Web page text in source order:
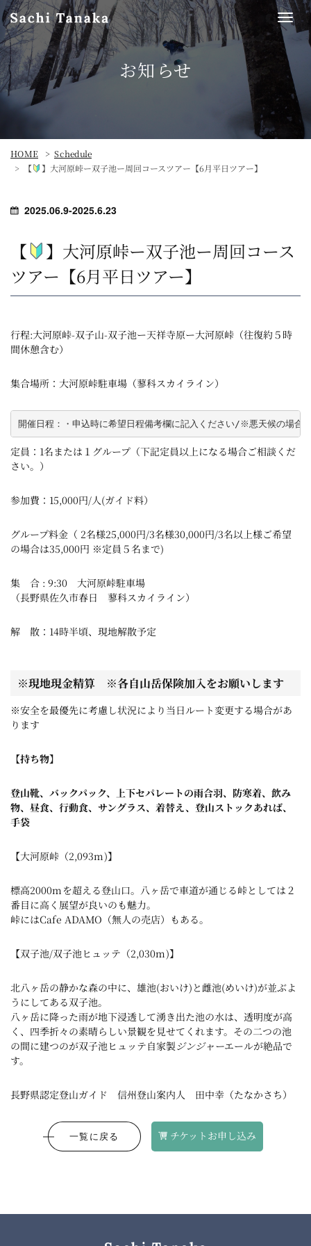
お知らせ
HOME Schedule
【 】大河原峠ー双子池ー周回コースツアー【6月平日ツアー】
2025.06.9-2025.6.23
【 】大河原峠ー双子池ー周回コース
ツアー【6月平日ツアー】
行程:大河原峠-双子山-双子池ー天祥寺原ー大河原峠（往復約５時
間休憩含む）
集合場所：大河原峠駐車場（蓼科スカイライン）
開催日程：・申込時に希望日程備考欄に記入ください/※悪天候の場合
定員：1名または１グループ（下記定員以上になる場合ご相談くだ
さい。）
参加費：15,000円/人(ガイド料）
グループ料金（ 2名様25,000円/3名様30,000円/3名以上様ご希望
の場合は35,000円 ※定員５名まで)
集 合 : 9:30 大河原峠駐車場
（長野県佐久市春日 蓼科スカイライン）
解 散：14時半頃、現地解散予定
※現地現金精算 ※各自山岳保険加入をお願いします
※安全を最優先に考慮し状況により当日ルート変更する場合があ
ります
【持ち物】
登山靴、バックパック、上下セパレートの雨合羽、防寒着、飲み
物、昼食、行動食、サングラス、着替え、登山ストックあれば、
手袋
【大河原峠（2,093m)】
標高2000mを超える登山口。八ヶ岳で車道が通じる峠としては２
番目に高く展望が良いのも魅力。
峠にはCafe ADAMO（無人の売店）もある。
【双子池/双子池ヒュッテ（2,030m)】
北八ヶ岳の静かな森の中に、雄池(おいけ)と雌池(めいけ)が並ぶよ
うにしてある双子池。
​八ヶ岳に降った雨が地下浸透して湧き出た池の水は、透明度が高
く、四季折々の素晴らしい景観を見せてくれます。その二つの池
の間に建つのが双子池ヒュッテ自家製ジンジャーエールが絶品で
す。
長野県認定登山ガイド 信州登山案内人 田中幸（たなかさち）
一覧に戻る チケットお申し込み